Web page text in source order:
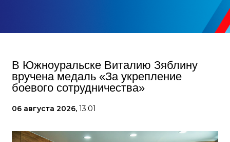
В Южноуральске Виталию Зяблину
вручена медаль «За укрепление
боевого сотрудничества»
06 августа 2026, 13:01